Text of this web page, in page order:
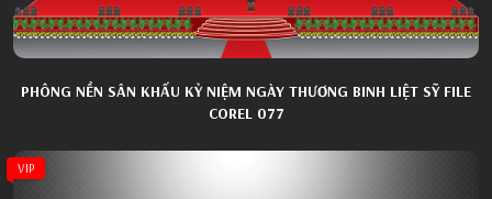
PHÔNG NỀN SÂN KHẤU KỶ NIỆM NGÀY THƯƠNG BINH LIỆT SỸ FILE
COREL 077
VIP